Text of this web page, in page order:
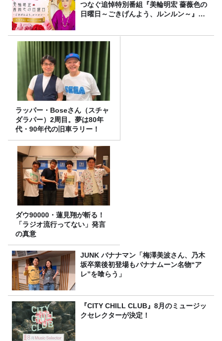
つなぐ追悼特別番組『美輪明宏 薔薇色の
日曜日～ごきげんよう、ルンルン～』
ラッパー・Boseさん（スチャ
ダラパー）2周目。夢は80年
代・90年代の旧車ラリー！
ダウ90000・蓮見翔が斬る！
「ラジオ流行ってない」発言
の真意
JUNK バナナマン「梅澤美波さん、乃木
坂卒業後初登場もバナナムーン名物“ア
レ”を喰らう」
『CITY CHILL CLUB』8月のミュージッ
クセレクターが決定！